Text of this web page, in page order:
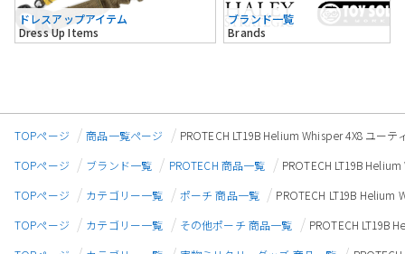
ドレスアップアイテム
Dress Up Items
ブランド一覧
Brands
TOPページ 商品一覧ページ
PROTECH LT19B Helium Whisper 4X8 ユー
TOPページ
ブランド一覧 PROTECH 商品一覧
PROTECH LT19B
TOPページ
カテゴリー一覧 ポーチ 商品一覧
PROTECH LT19B Helium
TOPページ
カテゴリー一覧 その他ポーチ 商品一覧
PROTECH LT19B